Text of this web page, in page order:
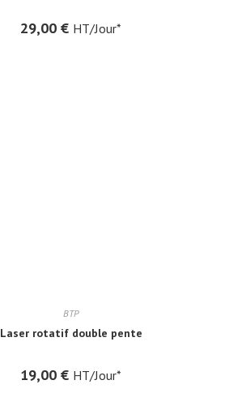
29,00 € HT/Jour*
BTP
Laser rotatif double pente
19,00 € HT/Jour*